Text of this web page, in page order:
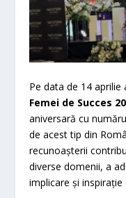
Pe data de 14 aprilie
Femei de Succes
aniversară cu
de acest tip din
recunoașterii
diverse domenii, a
implicare și